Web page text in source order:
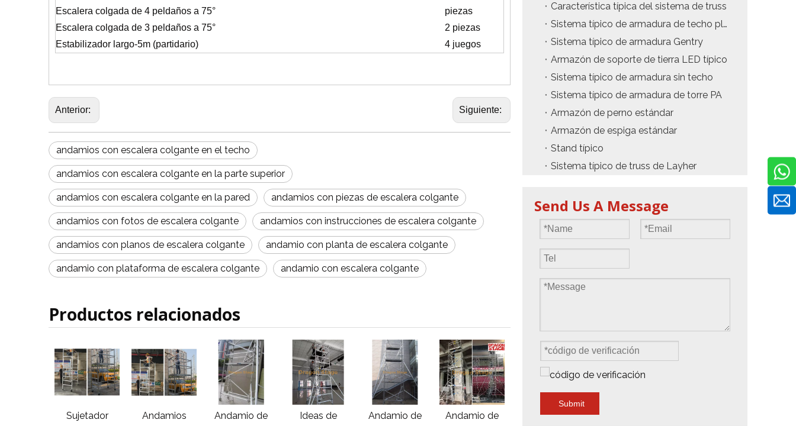
Escalera colgada de 4 peldaños a 75°
piezas
Escalera colgada de 3 peldaños a 75°
2 piezas
Estabilizador largo-5m (partidario)
4 juegos
Anterior: Siguiente:
andamios con escalera colgante en el techo
andamios con escalera colgante en la parte superior
andamios con escalera colgante en la pared andamios con piezas de escalera colgante
andamios con fotos de escalera colgante andamios con instrucciones de escalera colgante
andamios con planos de escalera colgante andamio con planta de escalera colgante
andamio con plataforma de escalera colgante andamio con escalera colgante
Productos relacionados
Sujetador
Andamios
Andamio de
Ideas de
Andamio de
Andamio de
Andamio de
Característica típica del sistema de truss
Sistema típico de armadura de techo plano
Sistema típico de armadura Gentry
Armazón de soporte de tierra LED típico
Sistema típico de armadura sin techo
Sistema típico de armadura de torre PA
Armazón de perno estándar
Armazón de espiga estándar
Stand típico
Sistema típico de truss de Layher
Send Us A Message
Submit